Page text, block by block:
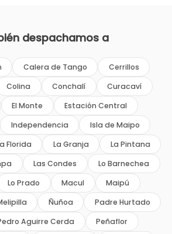
despachamos a
Calera de Tango
Cerrillos
Colina Conchalí
Curacaví
El Monte
Estación Central
Independencia
Isla de Maipo
Florida La Granja
La Pintana
Las Condes
Lo Barnechea
Lo Prado Macul
Maipú
Ñuñoa
Padre Hurtado
Aguirre Cerda Peñaflor